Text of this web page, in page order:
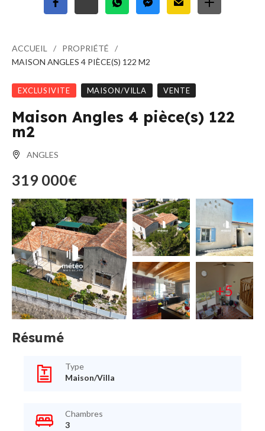
ACCUEIL
PROPRIÉTÉ
MAISON ANGLES 4 PIÈCE(S) 122 M2
EXCLUSIVITE MAISON/VILLA VENTE
Maison Angles 4 pièce(s) 122
m2
ANGLES
319 000€
+5
Résumé
Type
Maison/Villa
Chambres
3